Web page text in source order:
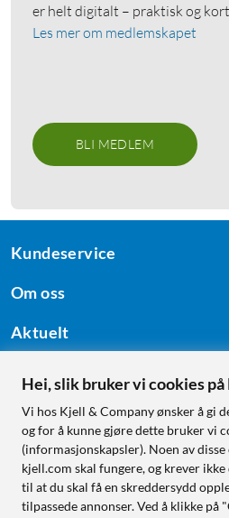
er helt digitalt – praktisk og
Les mer om medlemskapet
BLI MEDLEM
Kundeservice
Om oss
Aktuelt
Følg oss
Handle fra:
Sverige
Hei, slik bruker vi cookies
Vi hos Kjell & Company ønsker å gi
og for å kunne gjøre dette bruker vi
(informasjonskapsler). Noen av
kjell.com skal fungere, og krever
til at du skal få en skreddersydd
tilpassede annonser. Ved å klikke på